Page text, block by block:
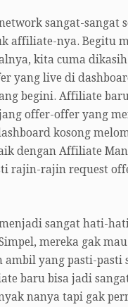
sangat-sangat
affiliate-nya. Begitu
kita cuma
yang live di
begini. Affiliate
offer-offer yang
kosong
dengan Affiliate
rajin-rajin request
sangat hati-
mereka gak
ambil yang pasti-pasti
baru bisa jadi
nanya tapi gak